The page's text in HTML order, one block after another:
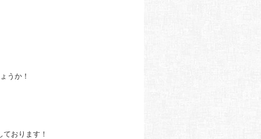
うか！
おります！